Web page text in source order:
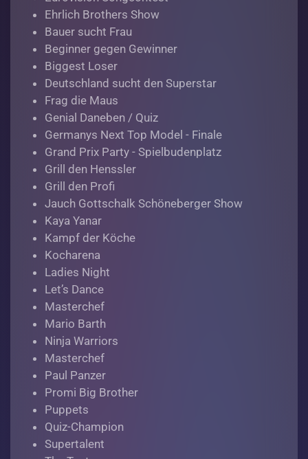
Ehrlich Brothers Show
Bauer sucht Frau
Beginner gegen Gewinner
Biggest Loser
Deutschland sucht den Superstar
Frag die Maus
Genial Daneben / Quiz
Germanys Next Top Model - Finale
Grand Prix Party - Spielbudenplatz
Grill den Henssler
Grill den Profi
Jauch Gottschalk Schöneberger Show
Kaya Yanar
Kampf der Köche
Kocharena
Ladies Night
Let’s Dance
Masterchef
Mario Barth
Ninja Warriors
Masterchef
Paul Panzer
Promi Big Brother
Puppets
Quiz-Champion
Supertalent